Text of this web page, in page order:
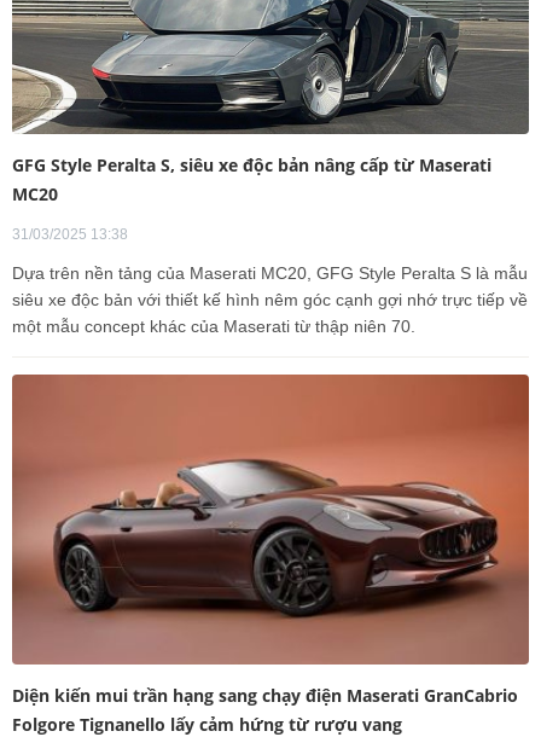
GFG Style Peralta S, siêu xe độc bản nâng cấp từ Maserati
MC20
31/03/2025 13:38
Dựa trên nền tảng của Maserati MC20, GFG Style Peralta S là mẫu
siêu xe độc bản với thiết kế hình nêm góc cạnh gợi nhớ trực tiếp về
một mẫu concept khác của Maserati từ thập niên 70.
Diện kiến mui trần hạng sang chạy điện Maserati GranCabrio
Folgore Tignanello lấy cảm hứng từ rượu vang